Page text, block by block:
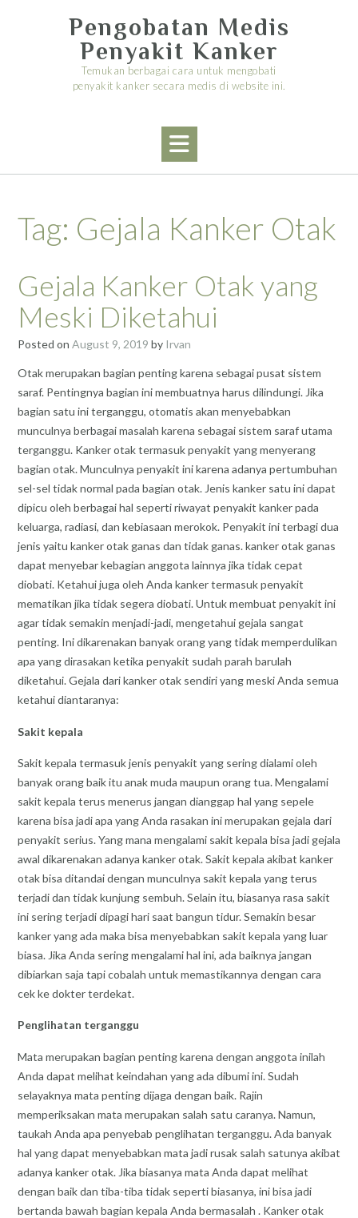
Pengobatan Medis
Penyakit Kanker
Temukan berbagai cara untuk mengobati
penyakit kanker secara medis di website ini.
Tag: Gejala Kanker Otak
Gejala Kanker Otak yang
Meski Diketahui
Posted on August 9, 2019 by Irvan
Otak merupakan bagian penting karena sebagai pusat sistem
saraf. Pentingnya bagian ini membuatnya harus dilindungi. Jika
bagian satu ini terganggu, otomatis akan menyebabkan
munculnya berbagai masalah karena sebagai sistem saraf utama
terganggu. Kanker otak termasuk penyakit yang menyerang
bagian otak. Munculnya penyakit ini karena adanya pertumbuhan
sel-sel tidak normal pada bagian otak. Jenis kanker satu ini dapat
dipicu oleh berbagai hal seperti riwayat penyakit kanker pada
keluarga, radiasi, dan kebiasaan merokok. Penyakit ini terbagi dua
jenis yaitu kanker otak ganas dan tidak ganas. kanker otak ganas
dapat menyebar kebagian anggota lainnya jika tidak cepat
diobati. Ketahui juga oleh Anda kanker termasuk penyakit
mematikan jika tidak segera diobati. Untuk membuat penyakit ini
agar tidak semakin menjadi-jadi, mengetahui gejala sangat
penting. Ini dikarenakan banyak orang yang tidak memperdulikan
apa yang dirasakan ketika penyakit sudah parah barulah
diketahui. Gejala dari kanker otak sendiri yang meski Anda semua
ketahui diantaranya:
Sakit kepala
Sakit kepala termasuk jenis penyakit yang sering dialami oleh
banyak orang baik itu anak muda maupun orang tua. Mengalami
sakit kepala terus menerus jangan dianggap hal yang sepele
karena bisa jadi apa yang Anda rasakan ini merupakan gejala dari
penyakit serius. Yang mana mengalami sakit kepala bisa jadi gejala
awal dikarenakan adanya kanker otak. Sakit kepala akibat kanker
otak bisa ditandai dengan munculnya sakit kepala yang terus
terjadi dan tidak kunjung sembuh. Selain itu, biasanya rasa sakit
ini sering terjadi dipagi hari saat bangun tidur. Semakin besar
kanker yang ada maka bisa menyebabkan sakit kepala yang luar
biasa. Jika Anda sering mengalami hal ini, ada baiknya jangan
dibiarkan saja tapi cobalah untuk memastikannya dengan cara
cek ke dokter terdekat.
Penglihatan terganggu
Mata merupakan bagian penting karena dengan anggota inilah
Anda dapat melihat keindahan yang ada dibumi ini. Sudah
selayaknya mata penting dijaga dengan baik. Rajin
memperiksakan mata merupakan salah satu caranya. Namun,
taukah Anda apa penyebab penglihatan terganggu. Ada banyak
hal yang dapat menyebabkan mata jadi rusak salah satunya akibat
adanya kanker otak. Jika biasanya mata Anda dapat melihat
dengan baik dan tiba-tiba tidak seperti biasanya, ini bisa jadi
bertanda bawah bagian kepala Anda bermasalah . Kanker otak